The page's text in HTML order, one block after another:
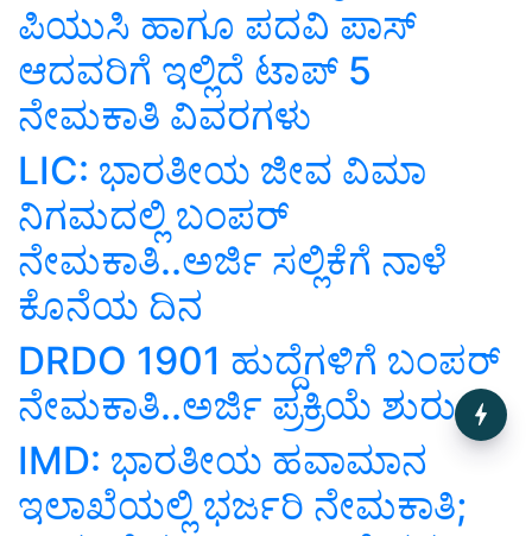
ಪಿಯುಸಿ ಹಾಗೂ ಪದವಿ ಪಾಸ್‌
ಆದವರಿಗೆ ಇಲ್ಲಿದೆ ಟಾಪ್‌ 5
ನೇಮಕಾತಿ ವಿವರಗಳು
LIC: ಭಾರತೀಯ ಜೀವ ವಿಮಾ
ನಿಗಮದಲ್ಲಿ ಬಂಪರ್‌
ನೇಮಕಾತಿ..ಅರ್ಜಿ ಸಲ್ಲಿಕೆಗೆ ನಾಳೆ
ಕೊನೆಯ ದಿನ
DRDO 1901 ಹುದ್ದೆಗಳಿಗೆ ಬಂಪರ್‌
ನೇಮಕಾತಿ..ಅರ್ಜಿ ಪ್ರಕ್ರಿಯೆ ಶುರು
IMD: ಭಾರತೀಯ ಹವಾಮಾನ
ಇಲಾಖೆಯಲ್ಲಿ ಭರ್ಜರಿ ನೇಮಕಾತಿ;
A Path to Zero Hunger and
Lower Agricultural Emissions
by 2034: Inside OECD-FAO
Outlook